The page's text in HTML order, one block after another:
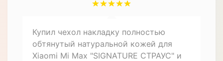
Купил чехол накладку полностью
обтянутый натуральной кожей для
Xiaomi Mi Max "SIGNATURE СТРАУС" и